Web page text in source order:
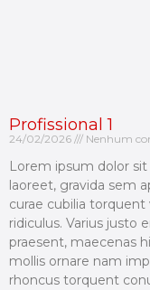
Profissional 1
24/02/2026 Nenhum
Lorem ipsum dolor
laoreet, gravida sem
curae cubilia torquent
ridiculus. Varius justo
praesent, maecenas
mollis ornare nam
rhoncus torquent